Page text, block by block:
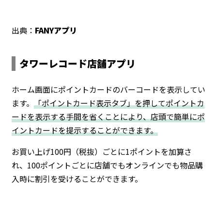
出典： FANYアプリ
タワーレコード店舗アプリ
ホーム画面にポイントカードのバーコードを表示してい
ます。 「ポイントカード表示タブ」を押してポイントカ
ードを表示する手間を省くことにより、店頭で簡単にポ
イントカードを提示することができます。
お買い上げ100円（税抜）ごとに1ポイントを加算さ
れ、100ポイントごとに店舗でもオンラインでも物品購
入時に割引を受けることができます。